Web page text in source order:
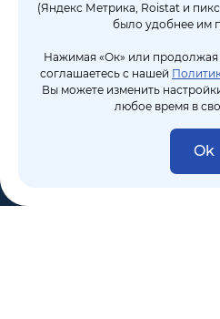
(Яндекс Метрика, Roistat и
было удобнее им
Нажимая «Ок» или продолжая
соглашаетесь с нашей
Вы можете изменить
любое время в
Ok